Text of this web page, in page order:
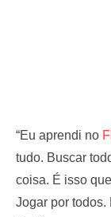
“Eu aprendi no
tudo. Buscar
coisa. É isso
Jogar por todos.